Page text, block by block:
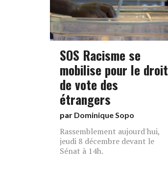
SOS Racisme se
mobilise pour le droit
de vote des
étrangers
par Dominique Sopo
Rassemblement aujourd'hui,
jeudi 8 décembre devant le
Sénat à 14h.